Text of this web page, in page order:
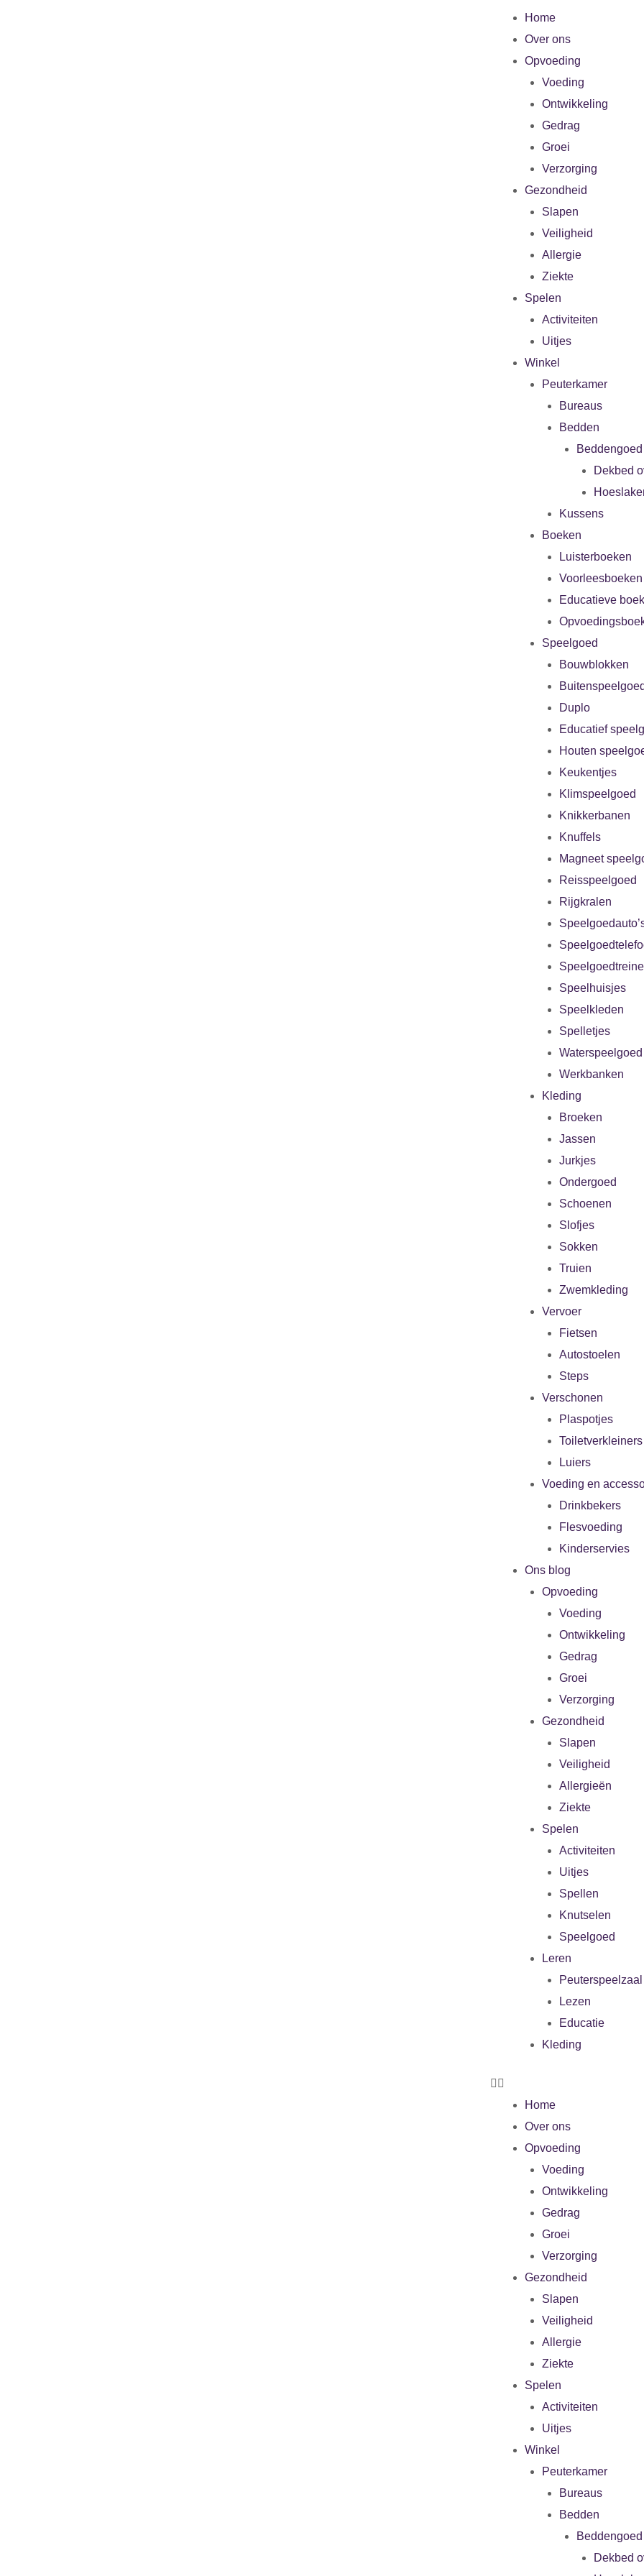
Home
Over ons
Opvoeding
Voeding
Ontwikkeling
Gedrag
Groei
Verzorging
Gezondheid
Slapen
Veiligheid
Allergie
Ziekte
Spelen
Activiteiten
Uitjes
Winkel
Peuterkamer
Bureaus
Bedden
Beddengoed
Dekbed
Kussens
Boeken
Luisterboeken
Voorleesboeken
Educatieve
Speelgoed
Bouwblokken
Duplo
Educatief
Houten
Keukentjes
Klimspeelgoed
Knikkerbanen
Knuffels
Magneet
Reisspeelgoed
Rijgkralen
Speelhuisjes
Speelkleden
Spelletjes
Waterspeelgoed
Werkbanken
Kleding
Broeken
Jassen
Jurkjes
Ondergoed
Schoenen
Slofjes
Sokken
Truien
Zwemkleding
Vervoer
Fietsen
Autostoelen
Steps
Verschonen
Plaspotjes
Toiletverkleiners
Luiers
Voeding en
Drinkbekers
Flesvoeding
Kinderservies
Ons blog
Opvoeding
Voeding
Ontwikkeling
Gedrag
Groei
Verzorging
Gezondheid
Slapen
Veiligheid
Allergieën
Ziekte
Spelen
Activiteiten
Uitjes
Spellen
Knutselen
Speelgoed
Leren
Peuterspeelzaal
Lezen
Educatie
Kleding
Home
Over ons
Opvoeding
Voeding
Ontwikkeling
Gedrag
Groei
Verzorging
Gezondheid
Slapen
Veiligheid
Allergie
Ziekte
Spelen
Activiteiten
Uitjes
Winkel
Peuterkamer
Bureaus
Bedden
Beddengoed
Dekbed